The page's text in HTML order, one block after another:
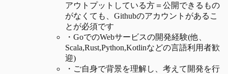
アウトプットしている方＝公開できるもの
がなくても、Githubのアカウントがあるこ
とが必須です
・ GoでのWebサービスの開発経験(他、
Scala,Rust,Python,Kotlinなどの言語利用者歓
迎)
・ ご自身で背景を理解し、考えて開発を行